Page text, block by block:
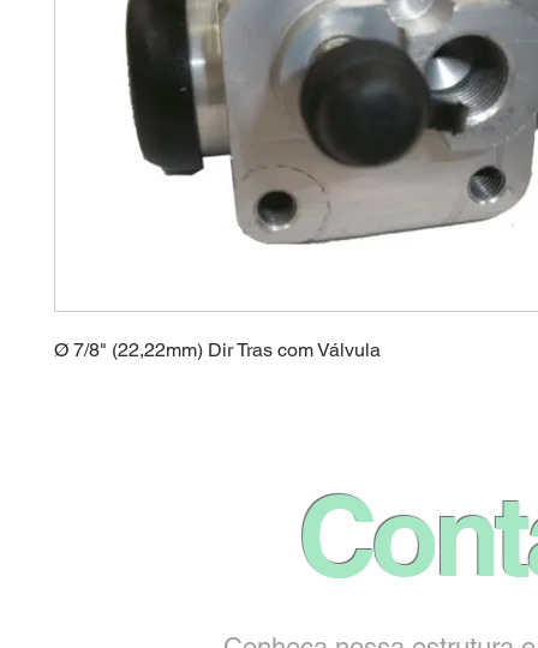
Ø 7/8" (22,22mm) Dir Tras com Válvula